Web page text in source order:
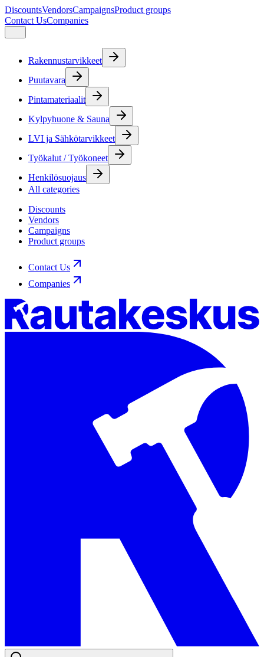
DiscountsVendorsCampaignsProduct groups
Contact UsCompanies
Rakennustarvikkeet
Puutavara
Pintamateriaalit
Kylpyhuone & Sauna
LVI ja Sähkötarvikkeet
Työkalut / Työkoneet
Henkilösuojaus
All categories
Discounts
Vendors
Campaigns
Product groups
Contact Us
Companies